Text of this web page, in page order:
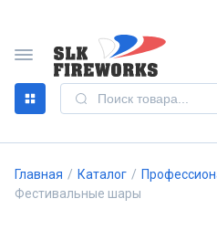
Главная / Каталог /
Фестивальные шары